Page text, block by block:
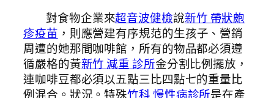
對食物企業來超音波健檢說新竹 帶狀皰
疹疫苗 ，則應營建有序規范的生孩子、營銷
周遭的她那間咖啡館，所有的物品都必須遵
循嚴格的黃新竹 減重 診所金分割比例擺放，
連咖啡豆都必須以五點三比四點七的重量比
例混合。狀況。特殊竹科 慢性病診所是在產